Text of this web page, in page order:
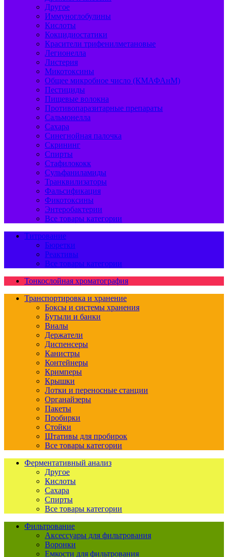
Другое
Иммуноглобулины
Кислоты
Кокцидиостатики
Красители трифенилметановые
Легионелла
Листерия
Микотоксины
Общее микробное число (КМАФАнМ)
Пестициды
Пищевые волокна
Противопаразитарные препараты
Сальмонелла
Сахара
Синегнойная палочка
Скрининг
Спирты
Стафилококк
Сульфаниламиды
Транквилизаторы
Фальсификация
Фикотоксины
Энтеробактерии
Все товары категории
Титрование
Бюретки
Реактивы
Все товары категории
Тонкослойная хроматография
Транспортировка и хранение
Боксы и системы хранения
Бутыли и банки
Виалы
Держатели
Диспенсеры
Канистры
Контейнеры
Кримперы
Крышки
Лотки и переносные станции
Органайзеры
Пакеты
Пробирки
Стойки
Штативы для пробирок
Все товары категории
Ферментативный анализ
Другое
Кислоты
Сахара
Спирты
Все товары категории
Фильтрование
Аксессуары для фильтрования
Воронки
Емкости для фильтрования